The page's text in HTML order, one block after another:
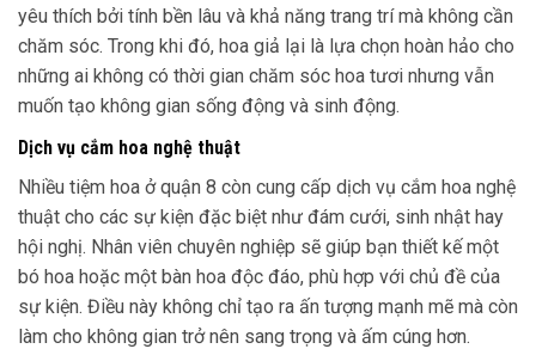
yêu thích bởi tính bền lâu và khả năng trang trí mà không cần
chăm sóc. Trong khi đó, hoa giả lại là lựa chọn hoàn hảo cho
những ai không có thời gian chăm sóc hoa tươi nhưng vẫn
muốn tạo không gian sống động và sinh động.
Dịch vụ cắm hoa nghệ thuật
Nhiều tiệm hoa ở quận 8 còn cung cấp dịch vụ cắm hoa nghệ
thuật cho các sự kiện đặc biệt như đám cưới, sinh nhật hay
hội nghị. Nhân viên chuyên nghiệp sẽ giúp bạn thiết kế một
bó hoa hoặc một bàn hoa độc đáo, phù hợp với chủ đề của
sự kiện. Điều này không chỉ tạo ra ấn tượng mạnh mẽ mà còn
làm cho không gian trở nên sang trọng và ấm cúng hơn.